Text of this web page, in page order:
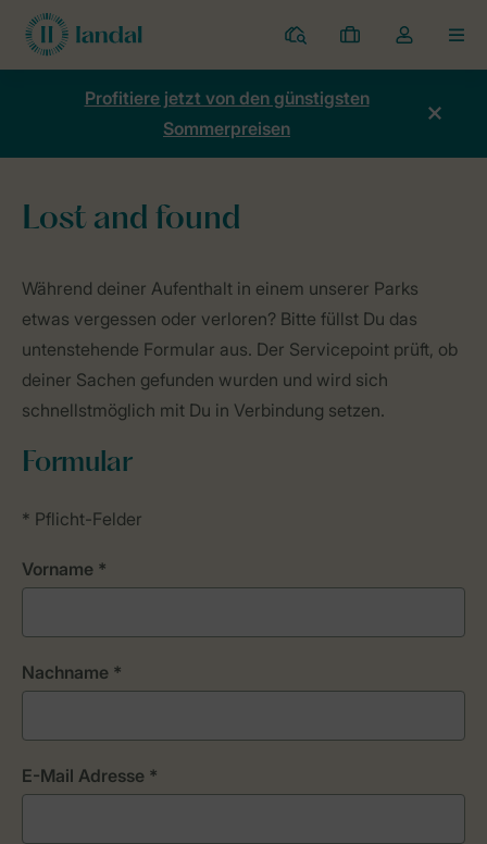
Ferienparks
Meine
Buchungen
Dropdown-
Menü
Kontos
Profitiere jetzt von den günstigsten
Sommerpreisen
Lost and found
Während deiner Aufenthalt in einem unserer Parks
etwas vergessen oder verloren? Bitte füllst Du das
untenstehende Formular aus. Der Servicepoint prüft, ob
deiner Sachen gefunden wurden und wird sich
schnellstmöglich mit Du in Verbindung setzen.
Formular
* Pflicht-Felder
Vorname *
Nachname *
E-Mail Adresse *